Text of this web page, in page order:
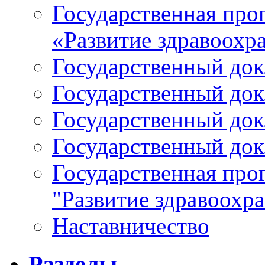
Государственная
«Развитие
Государственный
Государственный
Государственный
Государственный
Государственная
"Развитие
Наставничество